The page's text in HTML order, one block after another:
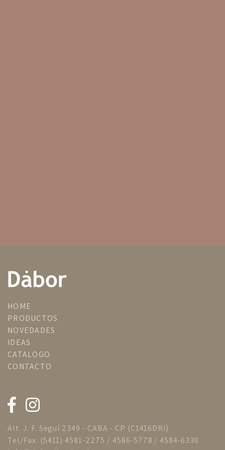
HOME
PRODUCTOS
NOVEDADES
IDEAS
CATALOGO
CONTACTO
Alt. J. F. Seguí 2349 - CABA - CP (C1416DRI)
Tel/Fax: (5411) 4581-2275 / 4586-5778 / 4584-6330